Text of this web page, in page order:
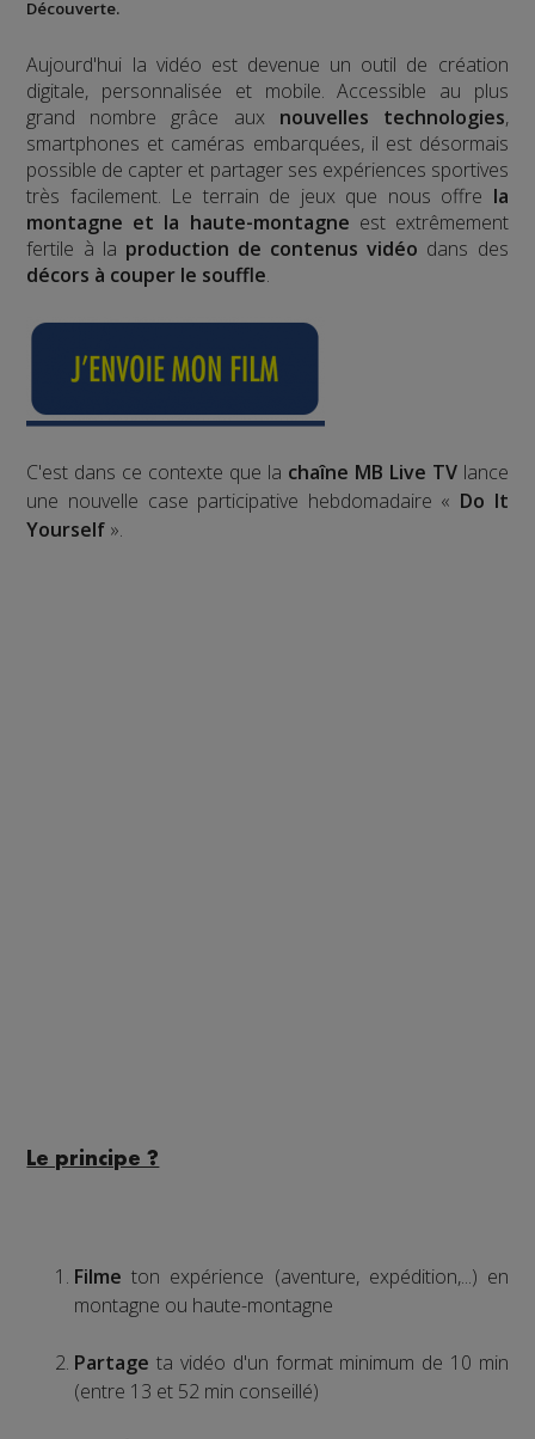
Découverte.
Aujourd'hui la vidéo est devenue un outil de création
digitale, personnalisée et mobile. Accessible au plus
grand nombre grâce aux nouvelles technologies,
smartphones et caméras embarquées, il est désormais
possible de capter et partager ses expériences sportives
très facilement. Le terrain de jeux que nous offre la
montagne et la haute-montagne est extrêmement
fertile à la production de contenus vidéo dans des
décors à couper le souffle.
C'est dans ce contexte que la chaîne MB Live TVlance
une nouvelle case participative hebdomadaire « Do It
Yourself ».
Le principe ?
Filme ton expérience (aventure, expédition,...) en
montagne ou haute-montagne
Partage ta vidéo d'un format minimum de 10 min
(entre 13 et 52 min conseillé)